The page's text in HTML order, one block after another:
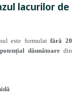
lacurilor de
este formulatfără 20
dăunătoare din